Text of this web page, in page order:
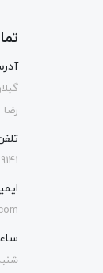
رضا
شنبه